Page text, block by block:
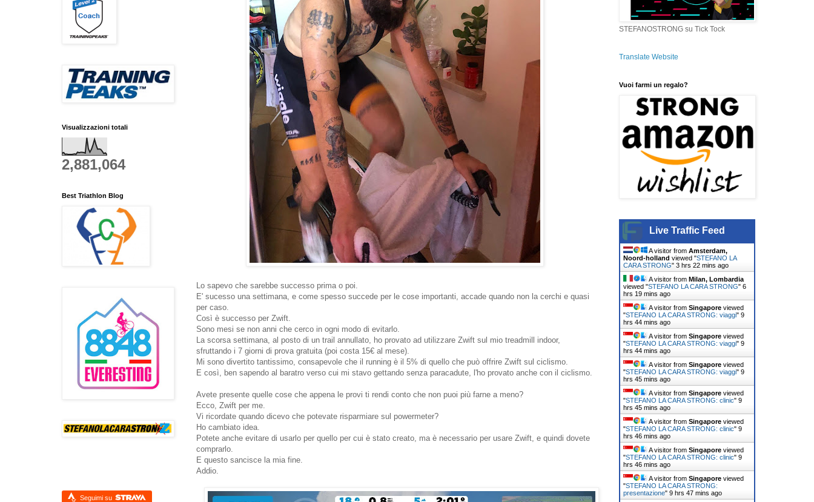
Lo sapevo che sarebbe successo prima o poi.
E' sucesso una settimana, e come spesso succede per le cose importanti, accade quando non la cerchi e quasi
per caso.
Così è successo per Zwift.
Sono mesi se non anni che cerco in ogni modo di evitarlo.
La scorsa settimana, al posto di un trail annullato, ho provato ad utilizzare Zwift sul mio treadmill indoor,
sfruttando i 7 giorni di prova gratuita (poi costa 15€ al mese).
Mi sono divertito tantissimo, consapevole che il running è il 5% di quello che può offrire Zwift sul ciclismo.
E così, ben sapendo al baratro verso cui mi stavo gettando senza paracadute, l'ho provato anche con il ciclismo.
Avete presente quelle cose che appena le provi ti rendi conto che non puoi più farne a meno?
Ecco, Zwift per me.
Vi ricordate quando dicevo che potevate risparmiare sul powermeter?
Ho cambiato idea.
Potete anche evitare di usarlo per quello per cui è stato creato, ma è necessario per usare Zwift, e quindi dovete
comprarlo.
E questo sancisce la mia fine.
Addio.
Visualizzazioni totali
2,881,064
Best Triathlon Blog
Seguimi su
STEFANOSTRONG su Tick Tock
Translate Website
Vuoi farmi un regalo?
Live Traffic Feed
A visitor from Amsterdam,
Noord-holland viewed "STEFANO LA
CARA STRONG" 3 hrs 22 mins ago
A visitor from Milan, Lombardia
viewed "STEFANO LA CARA STRONG" 6
hrs 19 mins ago
A visitor from Singapore viewed
"STEFANO LA CARA STRONG: viaggi" 9
hrs 44 mins ago
A visitor from Singapore viewed
"STEFANO LA CARA STRONG: viaggi" 9
hrs 44 mins ago
A visitor from Singapore viewed
"STEFANO LA CARA STRONG: viaggi" 9
hrs 45 mins ago
A visitor from Singapore viewed
"STEFANO LA CARA STRONG: clinic" 9
hrs 45 mins ago
A visitor from Singapore viewed
"STEFANO LA CARA STRONG: clinic" 9
hrs 46 mins ago
A visitor from Singapore viewed
"STEFANO LA CARA STRONG: clinic" 9
hrs 46 mins ago
A visitor from Singapore viewed
"STEFANO LA CARA STRONG:
presentazione" 9 hrs 47 mins ago